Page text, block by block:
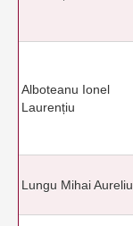
Alboteanu Ionel
Laurențiu
Lungu Mihai Aureliu